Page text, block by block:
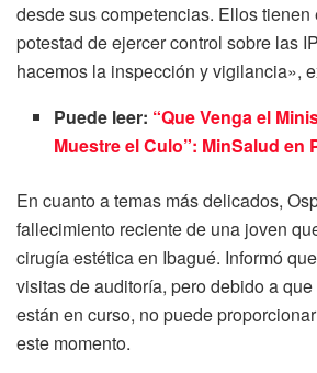
desde sus competencias. Ellos tienen
potestad de ejercer control sobre las
hacemos la inspección y vigilancia»,
Puede leer: “Que Venga el
Muestre el Culo”: MinSalud en
En cuanto a temas más delicados,
fallecimiento reciente de una joven
cirugía estética en Ibagué. Informó
visitas de auditoría, pero debido a
están en curso, no puede
este momento.